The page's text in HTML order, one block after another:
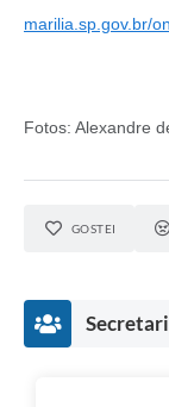
marilia.sp.gov.br/
Fotos: Alexandre
GOSTEI